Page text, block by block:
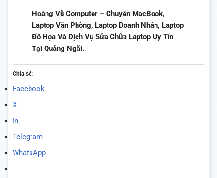
Hoàng Vũ Computer – Chuyên MacBook,
Laptop Văn Phòng, Laptop Doanh Nhân, Laptop
Đồ Họa Và Dịch Vụ Sửa Chữa Laptop Uy Tín
Tại Quảng Ngãi.
Chia sẻ:
Facebook
X
In
Telegram
WhatsApp